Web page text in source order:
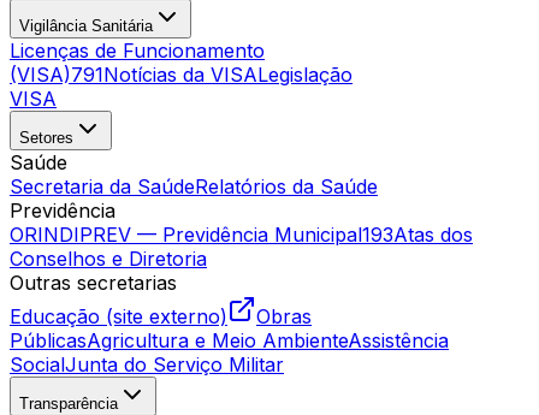
Vigilância Sanitária
Licenças de Funcionamento
(VISA)791Notícias da VISALegislação
VISA
Setores
Saúde
Secretaria da SaúdeRelatórios da Saúde
Previdência
ORINDIPREV — Previdência Municipal193Atas dos
Conselhos e Diretoria
Outras secretarias
Educação (site externo)
Obras
PúblicasAgricultura e Meio AmbienteAssistência
SocialJunta do Serviço Militar
Transparência